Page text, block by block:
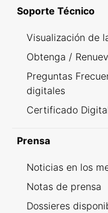
Soporte Técnico
Visualización de
Obtenga /
Preguntas
digitales
Certificado
Prensa
Noticias en los
Notas de prensa
Dossieres